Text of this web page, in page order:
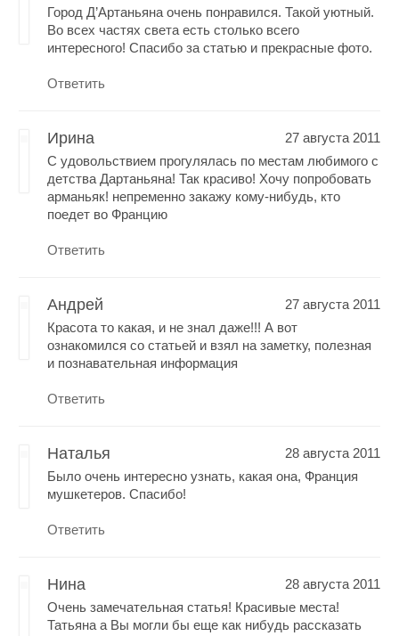
Город Д’Aртаньяна очень понравился. Такой уютный.
Во всех частях света есть столько всего
интересного! Спасибо за статью и прекрасные фото.
Ответить
Ирина
27 августа 2011
С удовольствием прогулялась по местам любимого с
детства Дартаньяна! Так красиво! Хочу попробовать
арманьяк! непременно закажу кому-нибудь, кто
поедет во Францию
Ответить
Андрей
27 августа 2011
Красота то какая, и не знал даже!!! А вот
ознакомился со статьей и взял на заметку, полезная
и познавательная информация
Ответить
Наталья
28 августа 2011
Было очень интересно узнать, какая она, Франция
мушкетеров. Спасибо!
Ответить
Нина
28 августа 2011
Очень замечательная статья! Красивые места!
Татьяна а Вы могли бы еще как нибудь рассказать